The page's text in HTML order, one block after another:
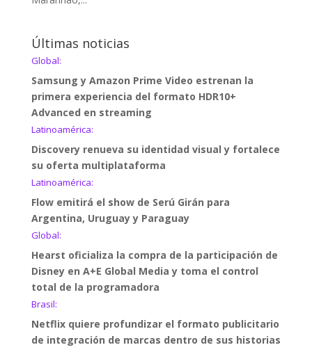
Últimas noticias
Global:
Samsung y Amazon Prime Video estrenan la
primera experiencia del formato HDR10+
Advanced en streaming
Latinoamérica:
Discovery renueva su identidad visual y fortalece
su oferta multiplataforma
Latinoamérica:
Flow emitirá el show de Serú Girán para
Argentina, Uruguay y Paraguay
Global:
Hearst oficializa la compra de la participación de
Disney en A+E Global Media y toma el control
total de la programadora
Brasil:
Netflix quiere profundizar el formato publicitario
de integración de marcas dentro de sus historias